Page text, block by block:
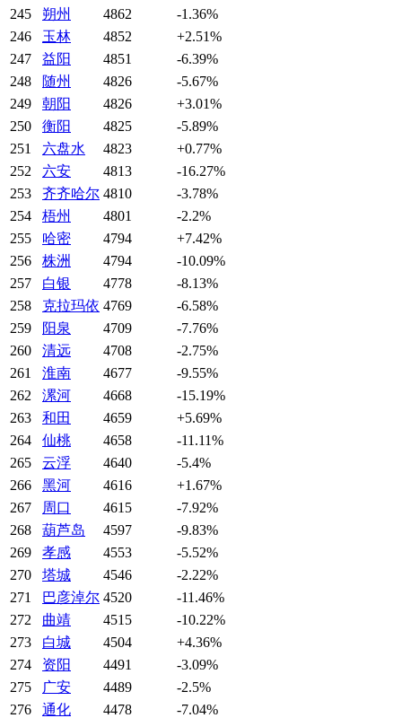
245
朔州 4862
-1.36%
246
玉林 4852
+2.51%
247
益阳 4851
-6.39%
248
随州 4826
-5.67%
249
朝阳 4826
+3.01%
250
衡阳 4825
-5.89%
251
六盘水 4823
+0.77%
252
六安 4813
-16.27%
253
齐齐哈尔 4810
-3.78%
254
梧州 4801
-2.2%
255
哈密 4794
+7.42%
256
株洲 4794
-10.09%
257
白银 4778
-8.13%
258
克拉玛依 4769
-6.58%
259
阳泉 4709
-7.76%
260
清远 4708
-2.75%
261
淮南 4677
-9.55%
262
漯河 4668
-15.19%
263
和田 4659
+5.69%
264
仙桃 4658
-11.11%
265
云浮 4640
-5.4%
266
黑河 4616
+1.67%
267
周口 4615
-7.92%
268
葫芦岛 4597
-9.83%
269
孝感 4553
-5.52%
270
塔城 4546
-2.22%
271
巴彦淖尔 4520
-11.46%
272
曲靖 4515
-10.22%
273
白城 4504
+4.36%
274
资阳 4491
-3.09%
275
广安 4489
-2.5%
276
通化 4478 -7.04%